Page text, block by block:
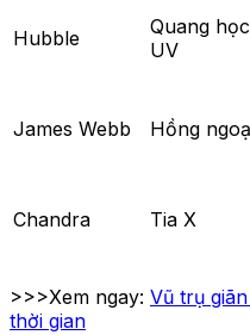
Hubble
Quang
UV
James Webb Hồng
Chandra Tia X
>>>Xem ngay: Vũ trụ
thời gian